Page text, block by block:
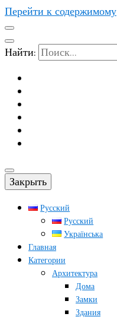
Перейти к содержимому
Найти:
Закрыть
Русский
Русский
Українська
Главная
Категории
Архитектура
Дома
Замки
Здания